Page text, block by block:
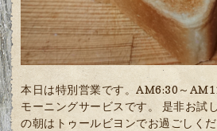
本日は特別営業です。AM6:30～
モーニングサービスです。 是非お試
の朝はトゥールビヨンでお過ごしく